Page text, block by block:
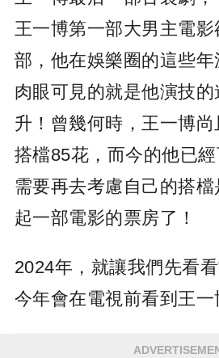
王一博第一部大男主電
部，他在娛樂圈的這些
肉眼可見的就是他演技
升！曾幾何時，王一博
搭檔85花，而今的他已
需要再去考慮自己的搭
起一部電影的票房了！
2024年，就讓我們先看
今年會在電視前看到王一